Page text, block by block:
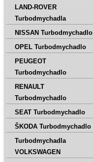
LAND-ROVER
Turbodmychadla
NISSAN Turbodmychadlo
OPEL Turbodmychadlo
PEUGEOT
Turbodmychadlo
RENAULT
Turbodmychadlo
SEAT Turbodmychadlo
ŠKODA Turbodmychadlo
Turbodmychadla
VOLKSWAGEN